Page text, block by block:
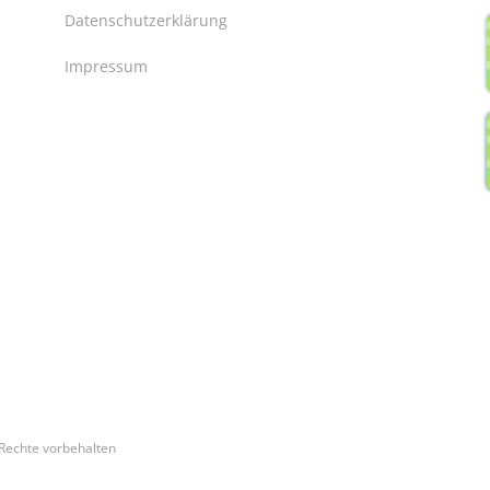
Datenschutzerklärung
Impressum
vorbehalten